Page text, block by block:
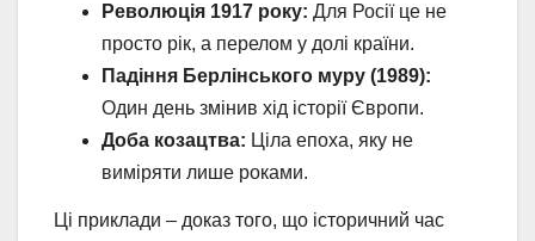
Революція 1917 року: Для Росії це не
просто рік, а перелом у долі країни.
Падіння Берлінського муру (1989):
Один день змінив хід історії Європи.
Доба козацтва: Ціла епоха, яку не
виміряти лише роками.
Ці приклади – доказ того, що історичний час